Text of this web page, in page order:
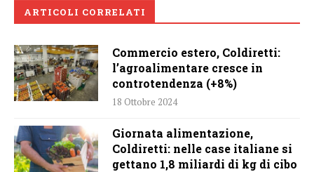
ARTICOLI CORRELATI
Commercio estero, Coldiretti:
l’agroalimentare cresce in
controtendenza (+8%)
18 Ottobre 2024
Giornata alimentazione,
Coldiretti: nelle case italiane si
gettano 1,8 miliardi di kg di cibo